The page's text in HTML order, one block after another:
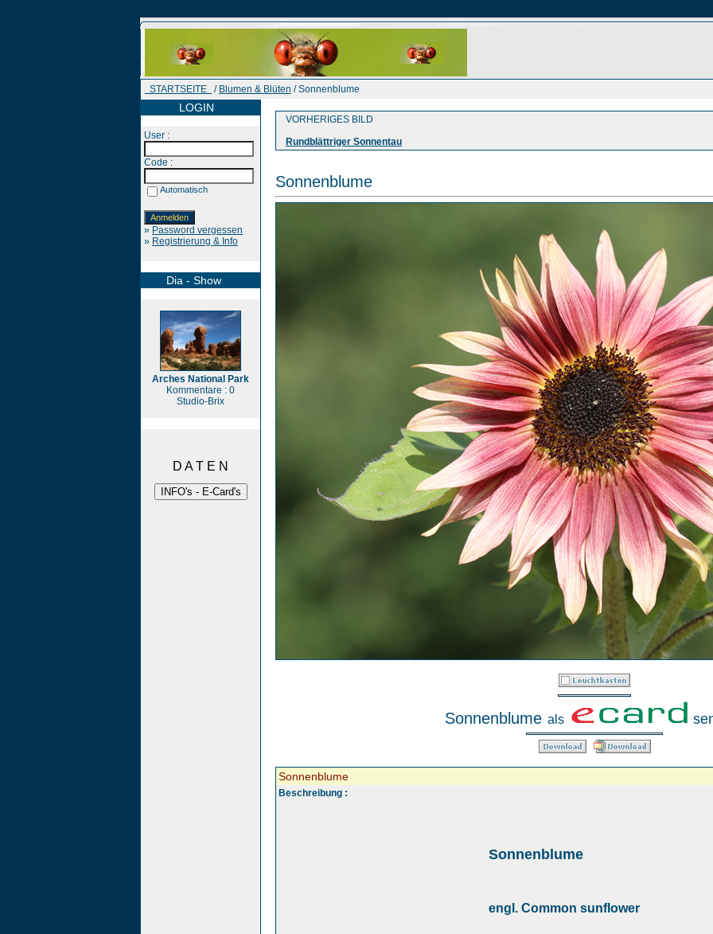
STARTSEITE / Blumen & Blüten / Sonnenblume
LOGIN
User :
Code :
Automatisch
» Password vergessen
» Registrierung & Info
Dia - Show
Arches National Park
Kommentare : 0
Studio-Brix
D A T E N
VORHERIGES BILD
Rundblättriger Sonnentau
Sonnenblume
Sonnenblume als
Sonnenblume
Beschreibung :
Sonnenblume
engl. Common sunflower